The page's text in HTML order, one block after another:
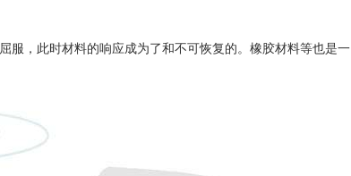
服，此时材料的响应成为了和不可恢复的。橡胶材料等也是一